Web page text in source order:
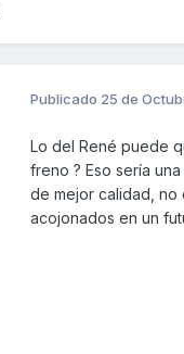
Publicado 25 de
Lo del René puede
freno ? Eso sería
de mejor calidad, no
acojonados en un